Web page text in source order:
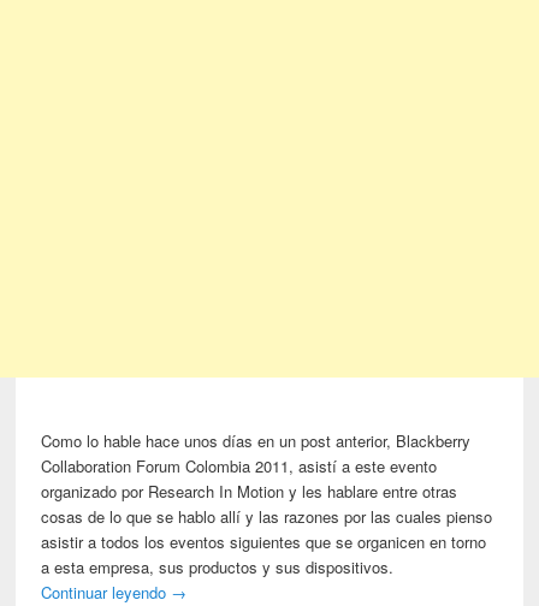
Como lo hable hace unos días en un post anterior, Blackberry
Collaboration Forum Colombia 2011, asistí a este evento
organizado por Research In Motion y les hablare entre otras
cosas de lo que se hablo allí y las razones por las cuales pienso
asistir a todos los eventos siguientes que se organicen en torno
a esta empresa, sus productos y sus dispositivos.
Continuar leyendo →